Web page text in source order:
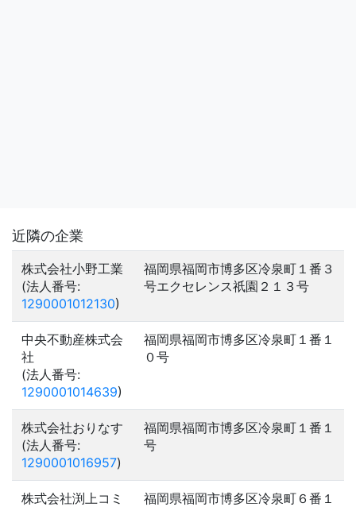
近隣の企業
株式会社小野工業
(法人番号:
1290001012130)
福岡県福岡市博多区冷泉町１番３
号エクセレンス祇園２１３号
中央不動産株式会
社
(法人番号:
1290001014639)
福岡県福岡市博多区冷泉町１番１
０号
株式会社おりなす
(法人番号:
1290001016957)
福岡県福岡市博多区冷泉町１番１
号
株式会社渕上コミ
福岡県福岡市博多区冷泉町６番１